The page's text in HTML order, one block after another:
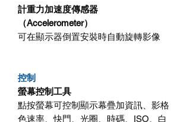
計重力加速度傳感器
（Accelerometer）
可在顯示器倒置安裝時自動旋轉影像
控制
螢幕控制工具
點按螢幕可控制顯示幕疊加資訊、影格
色速率、快門、光圈、時碼、ISO、白